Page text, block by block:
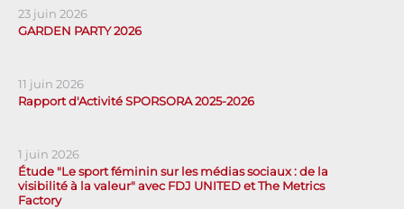
23 juin 2026
GARDEN PARTY 2026
11 juin 2026
Rapport d'Activité SPORSORA 2025-2026
1 juin 2026
Étude "Le sport féminin sur les médias sociaux : de la
visibilité à la valeur" avec FDJ UNITED et The Metrics
Factory